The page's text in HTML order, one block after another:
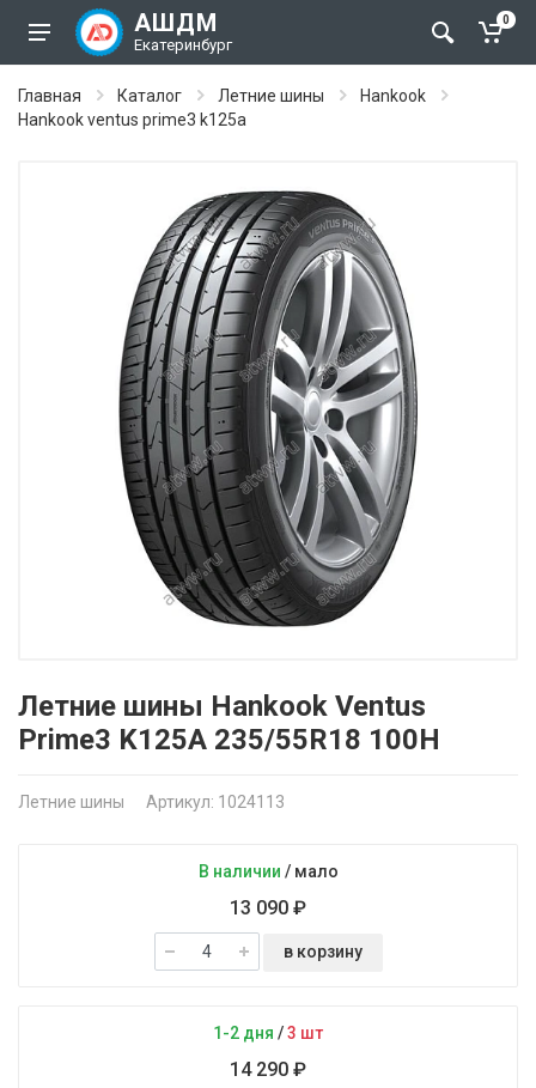
АШДМ
Екатеринбург
0
Главная Каталог Летние шины
Hankook
Hankook ventus prime3 k125a
Летние шины Hankook Ventus
Prime3 K125A 235/55R18 100H
Летние шины Артикул: 1024113
В наличии / мало
13 090 ₽
в корзину
1-2 дня /3 шт
14 290 ₽